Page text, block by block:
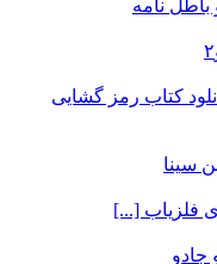
نامه
کتاب رمز گشایی
سینا
فلزیاب [...]
جادو